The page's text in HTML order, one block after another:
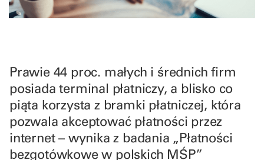
Prawie 44 proc. małych i średnich firm
posiada terminal płatniczy, a blisko co
piąta korzysta z bramki płatniczej, która
pozwala akceptować płatności przez
internet – wynika z badania „Płatności
bezgotówkowe w polskich MŚP”